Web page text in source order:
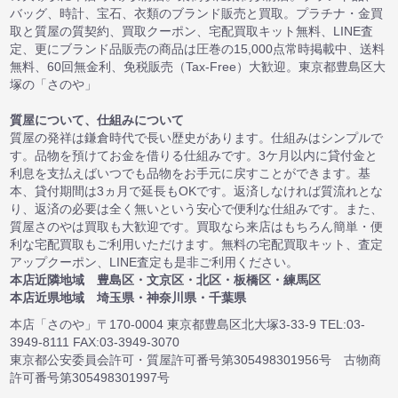
バッグ、時計、宝石、衣類のブランド販売と買取。プラチナ・金買
取と質屋の質契約、買取クーポン、宅配買取キット無料、LINE査
定、更にブランド品販売の商品は圧巻の15,000点常時掲載中、送料
無料、60回無金利、免税販売（Tax-Free）大歓迎。東京都豊島区大
塚の「さのや」
質屋について、仕組みについて
質屋の発祥は鎌倉時代で長い歴史があります。仕組みはシンプルで
す。品物を預けてお金を借りる仕組みです。3ケ月以内に貸付金と
利息を支払えばいつでも品物をお手元に戻すことができます。基
本、貸付期間は3ヵ月で延長もOKです。返済しなければ質流れとな
り、返済の必要は全く無いという安心で便利な仕組みです。また、
質屋さのやは買取も大歓迎です。買取なら来店はもちろん簡単・便
利な宅配買取もご利用いただけます。無料の宅配買取キット、査定
アップクーポン、LINE査定も是非ご利用ください。
本店近隣地域 豊島区・文京区・北区・板橋区・練馬区
本店近県地域 埼玉県・神奈川県・千葉県
本店「さのや」〒170-0004 東京都豊島区北大塚3-33-9 TEL:03-
3949-8111 FAX:03-3949-3070
東京都公安委員会許可・質屋許可番号第305498301956号 古物商
許可番号第305498301997号